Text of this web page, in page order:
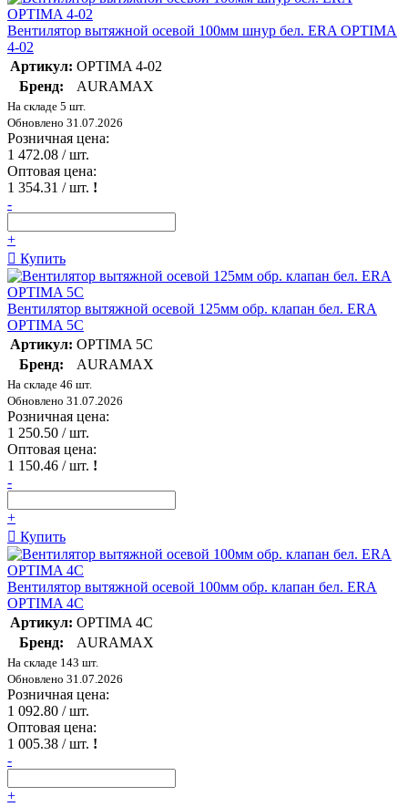
Вентилятор вытяжной осевой 100мм шнур бел. ERA OPTIMA
4-02
Артикул: OPTIMA 4-02
Бренд:
AURAMAX
На складе 5 шт.
Обновлено 31.07.2026
Розничная цена:
1 472.08 / шт.
Оптовая цена:
1 354.31 / шт. !
-
+
Купить
Вентилятор вытяжной осевой 125мм обр. клапан бел. ERA
OPTIMA 5C
Артикул: OPTIMA 5C
Бренд:
AURAMAX
На складе 46 шт.
Обновлено 31.07.2026
Розничная цена:
1 250.50 / шт.
Оптовая цена:
1 150.46 / шт. !
-
+
Купить
Вентилятор вытяжной осевой 100мм обр. клапан бел. ERA
OPTIMA 4C
Артикул: OPTIMA 4C
Бренд:
AURAMAX
На складе 143 шт.
Обновлено 31.07.2026
Розничная цена:
1 092.80 / шт.
Оптовая цена:
1 005.38 / шт. !
-
+